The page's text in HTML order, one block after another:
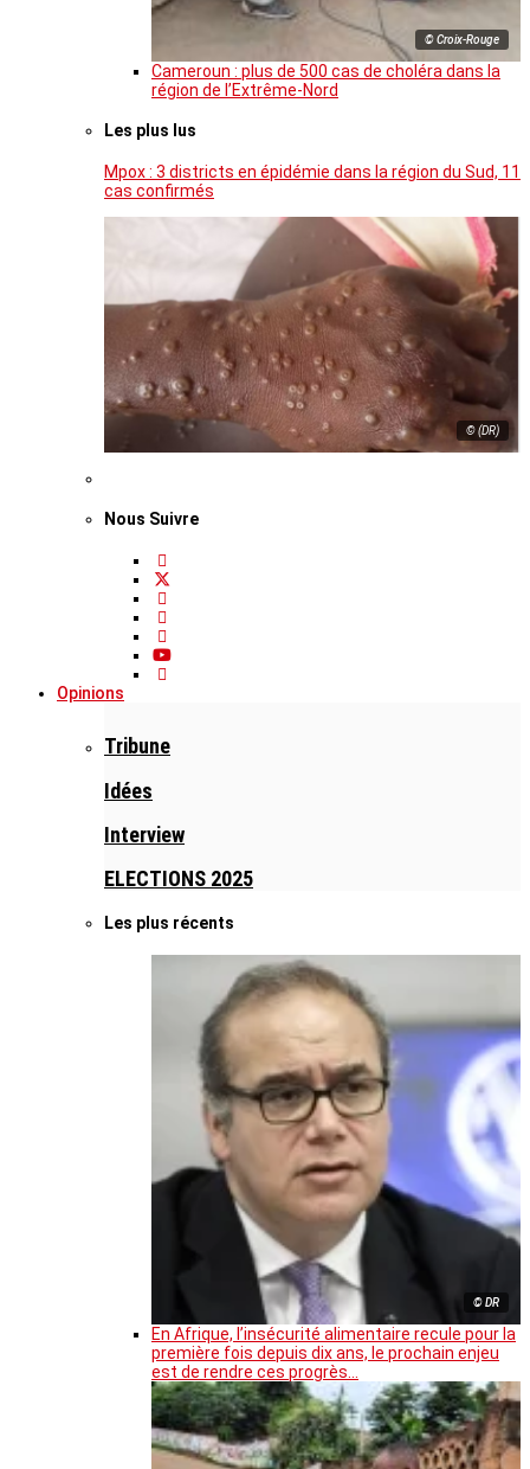
© Croix-Rouge
Cameroun : plus de 500 cas de choléra dans la
région de l’Extrême-Nord
Les plus lus
Mpox : 3 districts en épidémie dans la région du Sud, 11
cas confirmés
© (DR)
Nous Suivre
Opinions
Tribune
Idées
Interview
ELECTIONS 2025
Les plus récents
© DR
En Afrique, l’insécurité alimentaire recule pour la
première fois depuis dix ans, le prochain enjeu
est de rendre ces progrès…